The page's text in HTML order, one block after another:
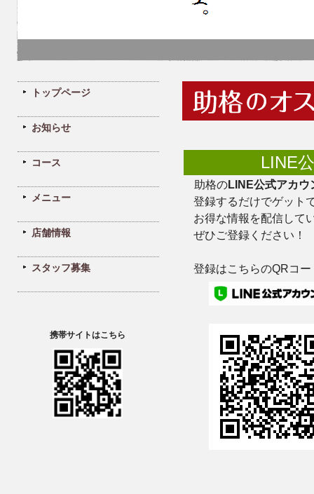
LINE
助格のLINE公式アカウ
登録するだけでゲット
お得な情報を配信して
ぜひご登録ください！
登録はこちらのQRコー
トップページ
お知らせ
コース
メニュー
店舗情報
スタッフ募集
携帯サイトはこちら